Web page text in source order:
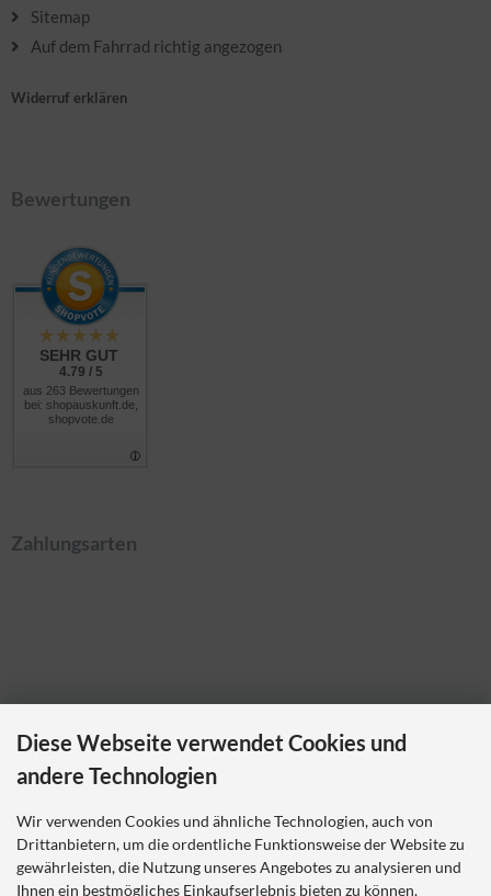
Sitemap
Auf dem Fahrrad richtig angezogen
Widerruf erklären
Bewertungen
SEHR GUT
4.79 / 5
aus 263 Bewertungen
bei: shopauskunft.de,
shopvote.de
Zahlungsarten
Ladybikewear.de
Pellerweg 1
63486 Bruchköbel
Telefon 06181 7023214
nicole.theiss@ladybikewear.de
Diese Webseite verwendet Cookies und
andere Technologien
Wir verwenden Cookies und ähnliche Technologien, auch von
Drittanbietern, um die ordentliche Funktionsweise der Website zu
gewährleisten, die Nutzung unseres Angebotes zu analysieren und
Ihnen ein bestmögliches Einkaufserlebnis bieten zu können.